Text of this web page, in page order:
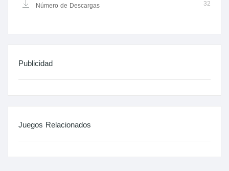
Número de Descargas 32
Publicidad
Juegos Relacionados